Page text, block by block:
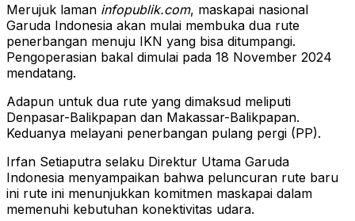
Merujuk laman infopublik.com, maskapai nasional
Garuda Indonesia akan mulai membuka dua rute
penerbangan menuju IKN yang bisa ditumpangi.
Pengoperasian bakal dimulai pada 18 November 2024
mendatang.
Adapun untuk dua rute yang dimaksud meliputi
Denpasar-Balikpapan dan Makassar-Balikpapan.
Keduanya melayani penerbangan pulang pergi (PP).
Irfan Setiaputra selaku Direktur Utama Garuda
Indonesia menyampaikan bahwa peluncuran rute baru
ini rute ini menunjukkan komitmen maskapai dalam
memenuhi kebutuhan konektivitas udara.